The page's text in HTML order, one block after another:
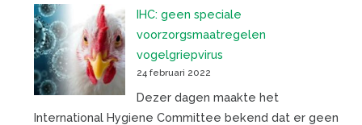
IHC: geen speciale
voorzorgsmaatregelen
vogelgriepvirus
24 februari 2022
Dezer dagen maakte het
International Hygiene Committee bekend dat er geen